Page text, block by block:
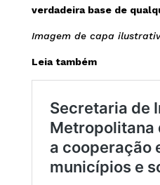
verdadeira base de
Imagem de capa
Leia também